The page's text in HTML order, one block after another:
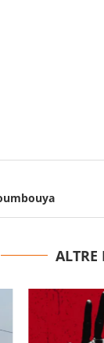
ALTRE